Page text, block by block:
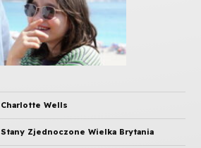
Charlotte Wells
Stany Zjednoczone Wielka Brytania